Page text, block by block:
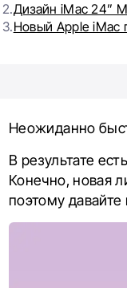
Неожиданно
В результате
Конечно, новая
поэтому
2.Дизайн iMac 24”
3.Новый Apple iMac